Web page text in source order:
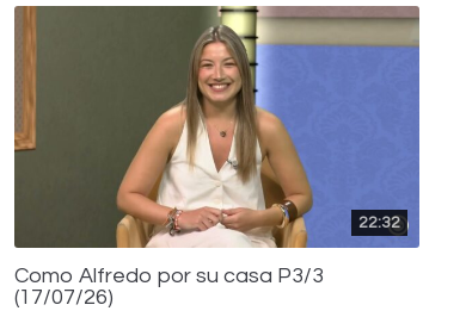
22:32
Como Alfredo por su casa P3/3
(17/07/26)